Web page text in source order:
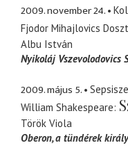
2009. november 24.
Fjodor Mihajlovics
Albu István
Nyikoláj Vszevolodovics
2009. május 5.
William Shakespeare
Török Viola
Oberon a tündérek